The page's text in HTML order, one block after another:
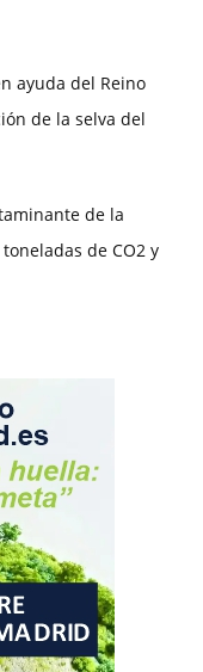
ayuda del Reino
de la selva del
de la
de CO2 y